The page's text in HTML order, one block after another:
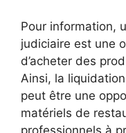
Pour information,
judiciaire est une
d’acheter des
Ainsi, la
peut être une
matériels de
professionnels à